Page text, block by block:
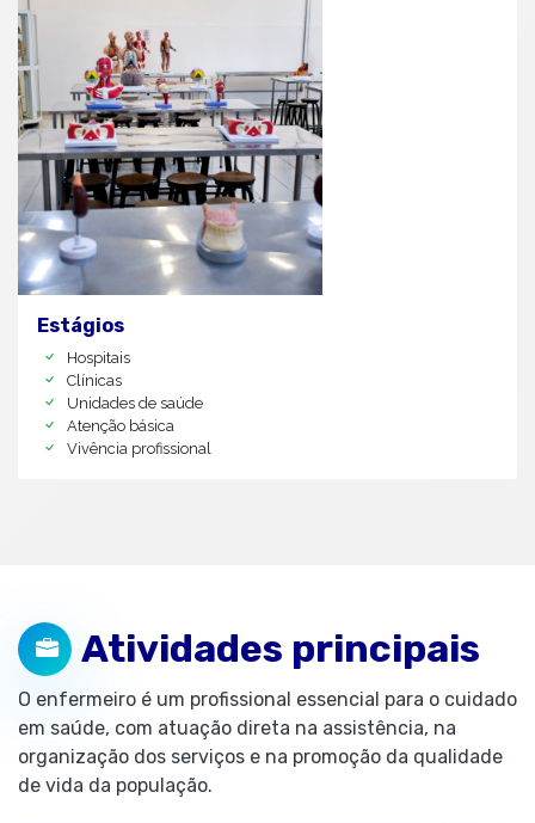
Estágios
Hospitais
Clínicas
Unidades de saúde
Atenção básica
Vivência profissional
Atividades principais
O enfermeiro é um profissional essencial para o cuidado
em saúde, com atuação direta na assistência, na
organização dos serviços e na promoção da qualidade
de vida da população.